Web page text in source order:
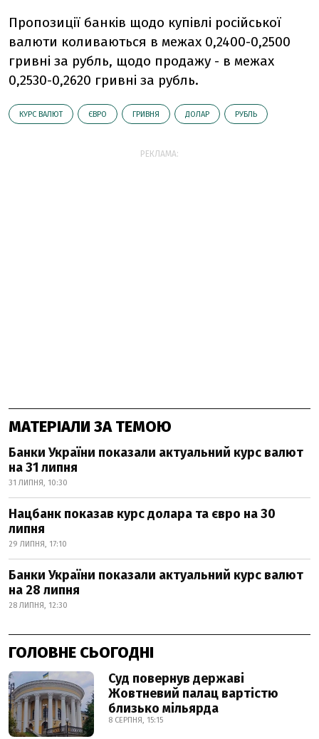
Пропозиції банків щодо купівлі російської
валюти коливаються в межах 0,2400-0,2500
гривні за рубль, щодо продажу - в межах
0,2530-0,2620 гривні за рубль.
КУРС ВАЛЮТ ЄВРО ГРИВНЯ ДОЛАР РУБЛЬ
РЕКЛАМА:
МАТЕРІАЛИ ЗА ТЕМОЮ
Банки України показали актуальний курс валют
на 31 липня
31 ЛИПНЯ, 10:30
Нацбанк показав курс долара та євро на 30
липня
29 ЛИПНЯ, 17:10
Банки України показали актуальний курс валют
на 28 липня
28 ЛИПНЯ, 12:30
ГОЛОВНЕ СЬОГОДНІ
Суд повернув державі
Жовтневий палац вартістю
близько мільярда
8 СЕРПНЯ, 15:15